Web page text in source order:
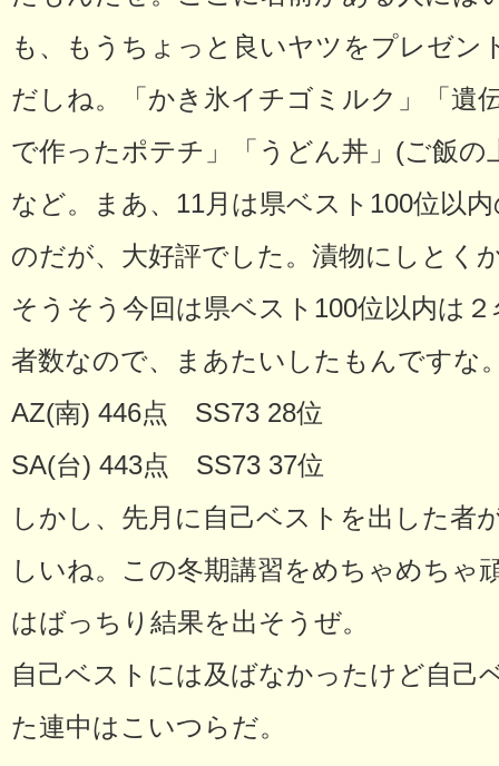
も、もうちょっと良いヤツをプレゼン
だしね。「かき氷イチゴミルク」「遺
で作ったポテチ」「うどん丼」(ご飯
など。まあ、11月は県ベスト100位以
のだが、大好評でした。漬物にしとく
そうそう今回は県ベスト100位以内は
者数なので、まあたいしたもんです
AZ(南) 446点 SS73 28位
SA(台) 443点 SS73 37位
しかし、先月に自己ベストを出した者
しいね。この冬期講習をめちゃめちゃ
はばっちり結果を出そうぜ。
自己ベストには及ばなかったけど自己
た連中はこいつらだ。